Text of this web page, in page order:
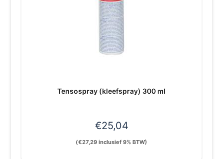
Tensospray (kleefspray) 300 ml
€25,04
(€27,29 inclusief 9% BTW)